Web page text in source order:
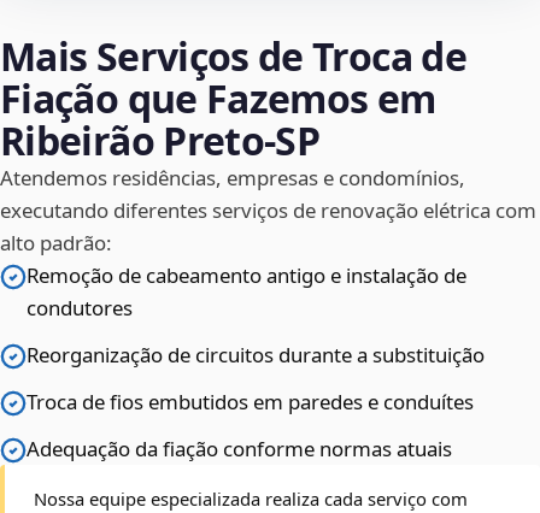
Mais Serviços de Troca de
Fiação que Fazemos em
Ribeirão Preto‑SP
Atendemos residências, empresas e condomínios,
executando diferentes serviços de renovação elétrica com
alto padrão:
Remoção de cabeamento antigo e instalação de
condutores
Reorganização de circuitos durante a substituição
Troca de fios embutidos em paredes e conduítes
Adequação da fiação conforme normas atuais
Nossa equipe especializada realiza cada serviço com